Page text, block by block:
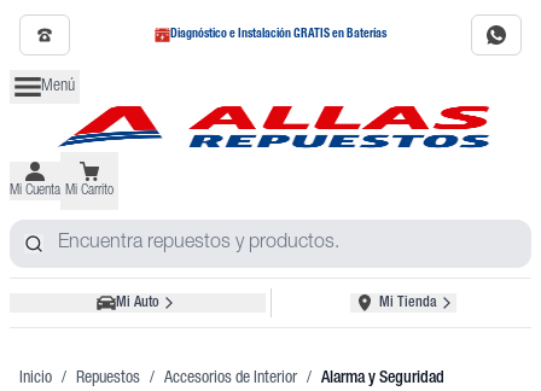
Diagnóstico e Instalación GRATIS en Baterías
Menú
Mi Cuenta Mi Carrito
Mi Auto Mi Tienda
Inicio / Repuestos / Accesorios de Interior / Alarma y Seguridad